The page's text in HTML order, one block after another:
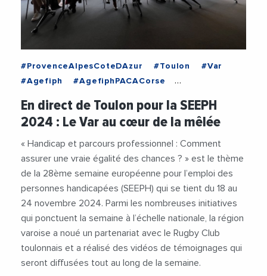
#ProvenceAlpesCoteDAzur #Toulon
#Var
#Agefiph
#AgefiphPACACorse
#Insertion
#SEEPH #SEEPH2024 #Videos
En direct de Toulon pour la SEEPH
2024 : Le Var au cœur de la mêlée
« Handicap et parcours professionnel : Comment
assurer une vraie égalité des chances ? » est le thème
de la 28ème semaine européenne pour l’emploi des
personnes handicapées (SEEPH) qui se tient du 18 au
24 novembre 2024. Parmi les nombreuses initiatives
qui ponctuent la semaine à l’échelle nationale, la région
varoise a noué un partenariat avec le Rugby Club
toulonnais et a réalisé des vidéos de témoignages qui
seront diffusées tout au long de la semaine.